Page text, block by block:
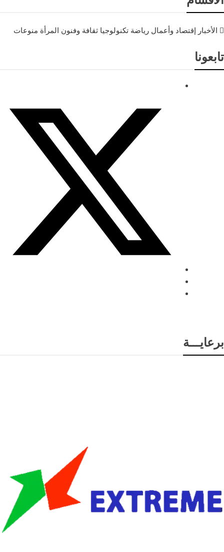
الأخبار إقتصاد وأعمال رياضة تكنولوجيا ثقافة وفنون المرأة منوعات
تابعونا
برعايـــة